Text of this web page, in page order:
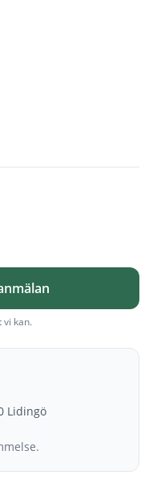
vi kan.
Lidingö